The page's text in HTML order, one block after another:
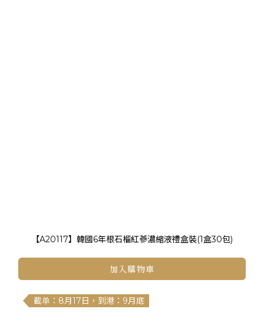
【A20117】韓國6年根石榴紅蔘濃縮液禮盒裝(1盒30包)
加入購物車
截单：8月17日，到港：9月底